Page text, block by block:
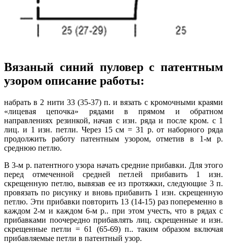
Вязаный синий пуловер с патентным
узором описание работы:
набрать в 2 нити 33 (35-37) п. и вязать с кромочными краями
«лицевая цепочка» рядами в прямом и обратном
направлениях резинкой, начав с изн. ряда и после кром. с 1
лиц. и 1 изн. петли. Через 15 см = 31 р. от наборного ряда
продолжить работу патентным узором, отметив в 1-м р.
среднюю петлю.
В 3-м р. патентного узора начать средние прибавки. Для этого
перед отмеченной средней петлей прибавить 1 изн.
скрещенную петлю, вывязав ее из протяжки, следующие 3 п.
провязать по рисунку и вновь прибавить 1 изн. скрещенную
петлю. Эти прибавки повторить 13 (14-15) раз попеременно в
каждом 2-м и каждом 6-м р.. при этом учесть, что в рядах с
прибавками поочередно прибавлять лиц. скрещенные и изн.
скрещенные петли = 61 (65-69) п.. таким образом включая
прибавляемые петли в патентный узор.